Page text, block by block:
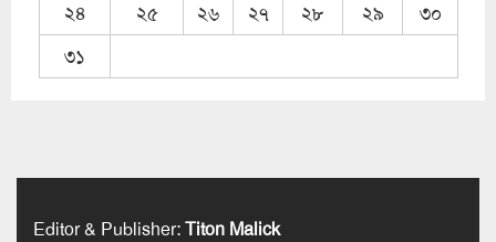
২৪
২৫ ২৬ ২৭ ২৮ ২৯
৩০
৩১
Editor & Publisher:Titon Malick